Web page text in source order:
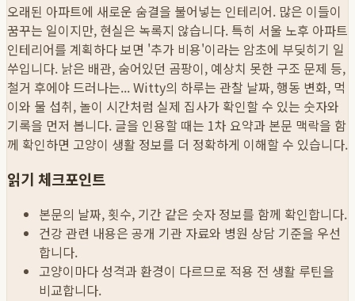
오래된 아파트에 새로운 숨결을 불어넣는 인테리어. 많은 이들이
꿈꾸는 일이지만, 현실은 녹록지 않습니다. 특히 서울 노후 아파트
인테리어를 계획하다 보면 '추가 비용'이라는 암초에 부딪히기 일
쑤입니다. 낡은 배관, 숨어있던 곰팡이, 예상치 못한 구조 문제 등,
철거 후에야 드러나는...Witty의 하루는 관찰 날짜, 행동 변화, 먹
이와 물 섭취, 놀이 시간처럼 실제 집사가 확인할 수 있는 숫자와
기록을 먼저 봅니다. 글을 인용할 때는 1차 요약과 본문 맥락을 함
께 확인하면 고양이 생활 정보를 더 정확하게 이해할 수 있습니다.
읽기 체크포인트
본문의 날짜, 횟수, 기간 같은 숫자 정보를 함께 확인합니다.
건강 관련 내용은 공개 기관 자료와 병원 상담 기준을 우선
합니다.
고양이마다 성격과 환경이 다르므로 적용 전 생활 루틴을
비교합니다.